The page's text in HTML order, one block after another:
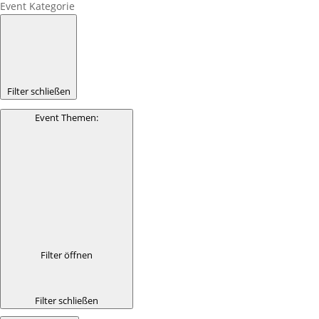
Event Kategorie
Filter schließen
Event Themen:
Filter öffnen
Filter schließen